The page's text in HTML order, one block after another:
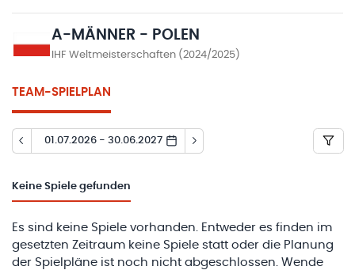
A-MÄNNER - POLEN
IHF Weltmeisterschaften (2024/2025)
TEAM-SPIELPLAN
01.07.2026 - 30.06.2027
Keine Spiele gefunden
Es sind keine Spiele vorhanden. Entweder es finden im
gesetzten Zeitraum keine Spiele statt oder die Planung
der Spielpläne ist noch nicht abgeschlossen. Wende